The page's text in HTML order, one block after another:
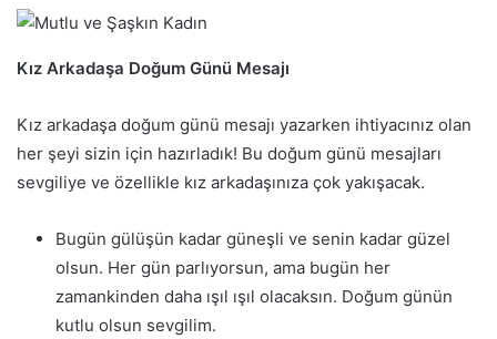
Kız Arkadaşa Doğum Günü Mesajı
Kız arkadaşa doğum günü mesajı yazarken ihtiyacınız olan
her şeyi sizin için hazırladık! Bu doğum günü mesajları
sevgiliye ve özellikle kız arkadaşınıza çok yakışacak.
Bugün gülüşün kadar güneşli ve senin kadar güzel
olsun. Her gün parlıyorsun, ama bugün her
zamankinden daha ışıl ışıl olacaksın. Doğum günün
kutlu olsun sevgilim.